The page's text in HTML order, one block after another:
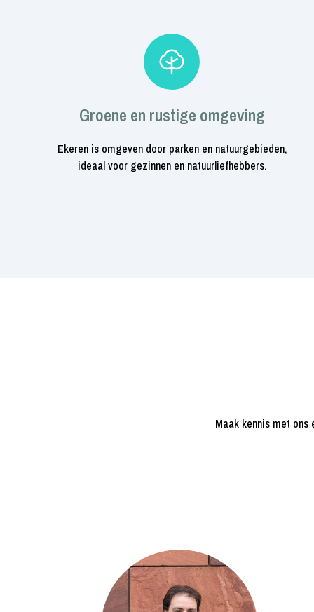
Groene en rustige omgeving
Ekeren is omgeven door parken en natuurgebieden,
ideaal voor gezinnen en natuurliefhebbers.
Maak kennis met